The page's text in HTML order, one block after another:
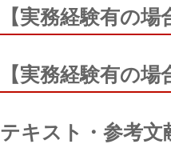
【実務経験有の
【実務経験有の
テキスト・参考文